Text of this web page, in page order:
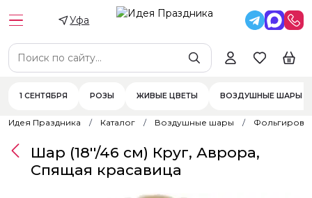
Уфа
1 СЕНТЯБРЯ РОЗЫ ЖИВЫЕ ЦВЕТЫ ВОЗДУШНЫЕ ШАРЫ
Идея Праздника Каталог Воздушные шары
Шар (18''/46 см) Круг, Аврора,
Спящая красавица